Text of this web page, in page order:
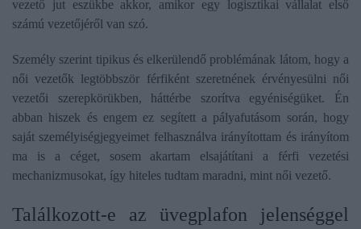
vezető jut eszükbe akkor, amikor egy logisztikai vállalat első
számú vezetőjéről van szó.
Személy szerint tipikus és elkerülendő problémának látom, hogy a
női vezetők legtöbbször férfiként szeretnének érvényesülni női
vezetői szerepkörükben, háttérbe szorítva egyéniségüket. Én
abban hiszek és engem ez segített a pályafutásom során, hogy
saját személyiségjegyeimet felhasználva irányítottam és irányítom
ma is a céget, sosem akartam elsajátítani a férfi vezetési
mechanizmusokat, így hiteles tudtam maradni, mint női vezető.
​Találkozott-e az üvegplafon jelenséggel